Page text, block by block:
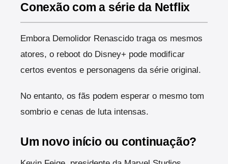
Conexão com a série da Netflix
Embora Demolidor Renascido traga os mesmos
atores, o reboot do Disney+ pode modificar
certos eventos e personagens da série original.
No entanto, os fãs podem esperar o mesmo tom
sombrio e cenas de luta intensas.
Um novo início ou continuação?